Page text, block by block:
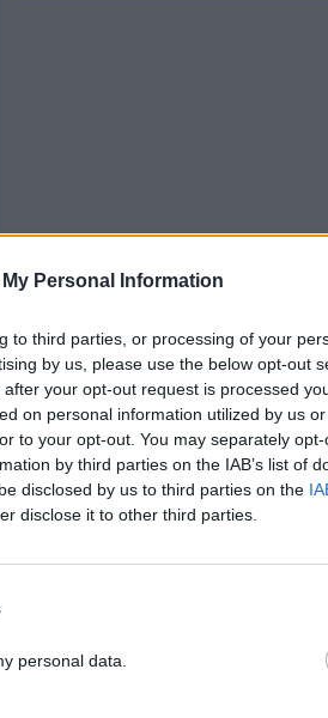
Personal Information
to third parties, or processing of your
by us, please use the below opt-out
your opt-out request is processed
on personal information utilized by us
to your opt-out. You may separately
by third parties on the IAB’s list of
disclosed by us to third parties on the
disclose it to other third parties.
personal data.
Like uns auf Facebook...